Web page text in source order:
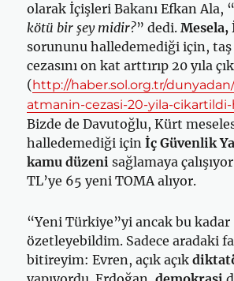
olarak İçişleri Bakanı Efkan Ala,
kötü bir şey midir?” dedi.
sorununu halledemediği için, taş
cezasını on kat arttırıp 20 yıla
(http://haber.sol.org.tr/
atmanin-cezasi-20-yila-
Bizde de Davutoğlu, Kürt
halledemediği içinİç Güvenlik
kamu düzeni sağlamaya
TL’ye 65 yeni TOMA alıyor.
“Yeni Türkiye”yi ancak bu kadar
özetleyebildim. Sadece aradaki
bitireyim: Evren, açık açık